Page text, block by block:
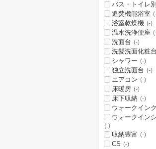
バス・トイレ別
追焚機能浴室
浴室乾燥機 (-)
温水洗浄便座
洗面台 (-)
洗髪洗面化粧台
シャワー (-)
独立洗面台 (-)
エアコン (-)
床暖房 (-)
床下収納 (-)
ウォークイン
ウォークイン
(-)
収納豊富 (-)
CS (-)